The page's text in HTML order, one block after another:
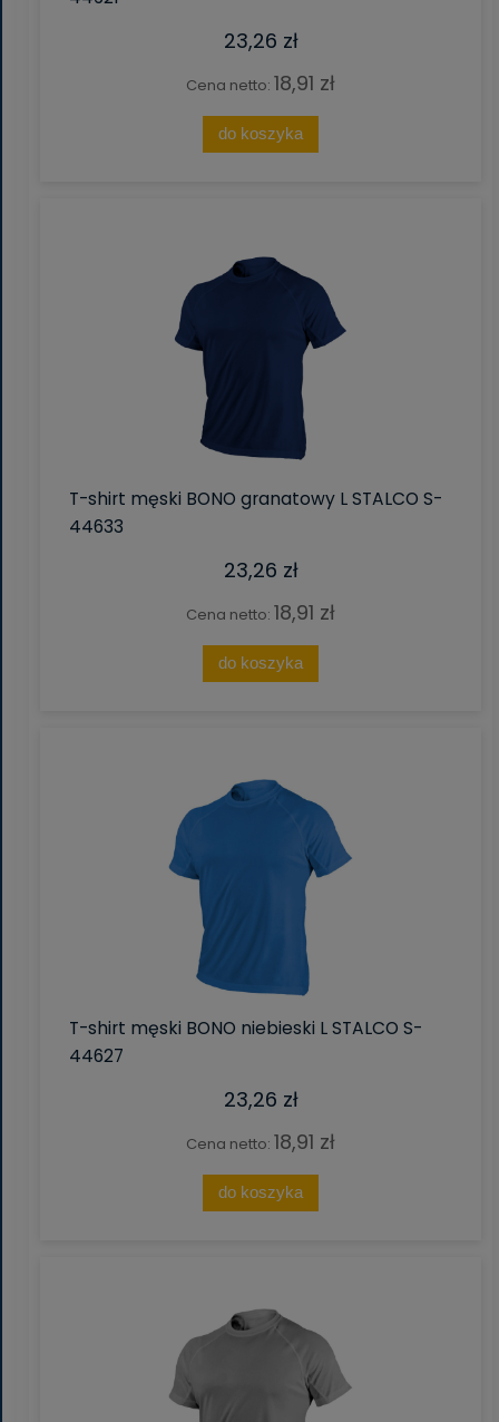
23,26 zł
Cena netto: 18,91 zł
do koszyka
T-shirt męski BONO granatowy L STALCO S-
44633
23,26 zł
Cena netto: 18,91 zł
do koszyka
T-shirt męski BONO niebieski L STALCO S-
44627
23,26 zł
Cena netto: 18,91 zł
do koszyka